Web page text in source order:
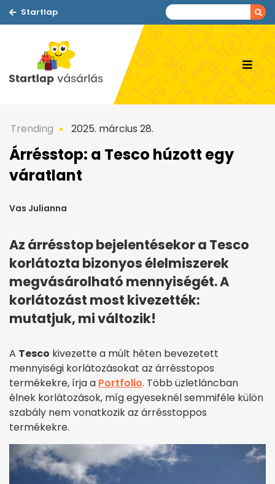
Startlap
Trending 2025. március 28.
Árrésstop: a Tesco húzott egy
váratlant
Vas Julianna
Az árrésstop bejelentésekor a Tesco
korlátozta bizonyos élelmiszerek
megvásárolható mennyiségét. A
korlátozást most kivezették:
mutatjuk, mi változik!
A Tesco kivezette a múlt héten bevezetett
mennyiségi korlátozásokat az árrésstopos
termékekre, írja a Portfolio. Több üzletláncban
élnek korlátozások, míg egyeseknél semmiféle külön
szabály nem vonatkozik az árrésstoppos
termékekre.